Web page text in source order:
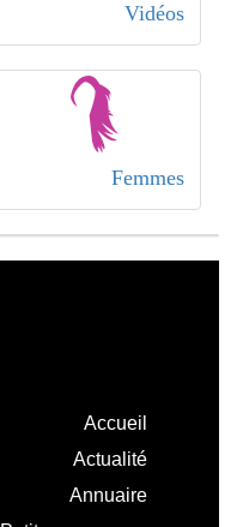
Vidéos
Femmes
Accueil
Actualité
Annuaire